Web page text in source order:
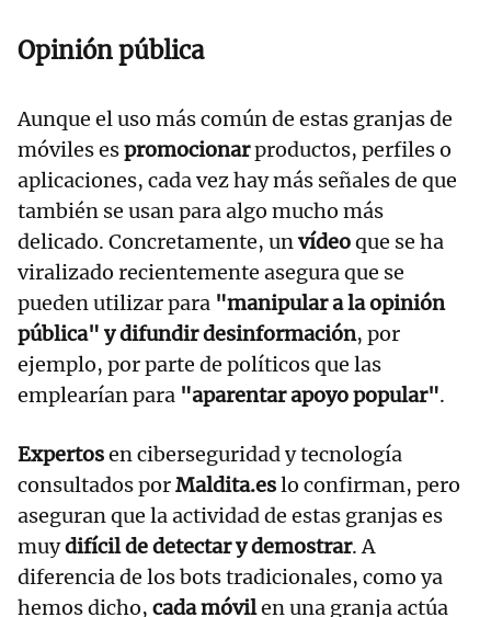
Opinión pública
Aunque el uso más común de estas granjas de
móviles espromocionarproductos, perfiles o
aplicaciones, cada vez hay más señales de que
también se usan para algo mucho más
delicado. Concretamente, unvídeoque se ha
viralizado recientemente asegura que se
pueden utilizar para "manipular a la opinión
pública" y difundir desinformación, por
ejemplo, por parte de políticos que las
emplearían para "aparentar apoyo popular".
Expertosen ciberseguridad y tecnología
consultados porMaldita.eslo confirman, pero
aseguran que la actividad de estas granjas es
muydifícil de detectar y demostrar. A
diferencia de los bots tradicionales, como ya
hemos dicho, cada móvilen una granja actúa